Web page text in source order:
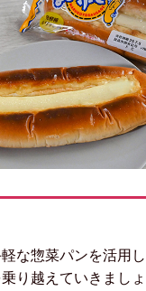
な惣菜パンを活用
り越えていきましょ